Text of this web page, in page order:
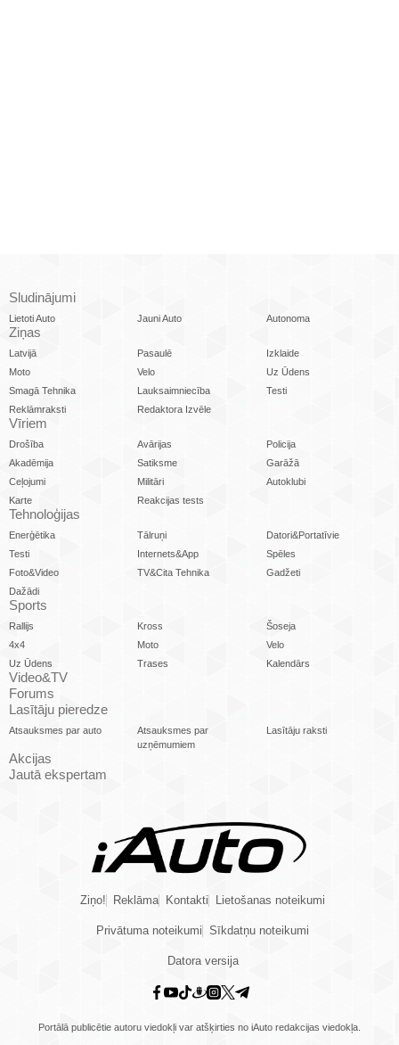
Sludinājumi
Lietoti Auto Jauni Auto Autonoma
Ziņas
Latvijā Pasaulē
Izklaide
Moto
Velo
Uz Ūdens
Smagā Tehnika
Lauksaimniecība
Testi
Reklāmraksti
Redaktora Izvēle
Vīriem
Drošība Avārijas
Policija
Akadēmija
Satiksme
Garāžā
Ceļojumi
Militāri
Autoklubi
Karte
Reakcijas tests
Tehnoloģijas
Enerģētika Tālruņi
Datori&Portatīvie
Testi
Internets&App
Spēles
Foto&Video
TV&Cita Tehnika
Gadžeti
Dažādi
Sports
Rallijs Kross
Šoseja
4x4
Moto
Velo
Uz Ūdens
Trases Kalendārs
Video&TV
Forums
Lasītāju pieredze
Atsauksmes par auto
Atsauksmes par
uzņēmumiem
Lasītāju raksti
Akcijas
Jautā ekspertam
Ziņo! Reklāma Kontakti Lietošanas noteikumi
Privātuma noteikumi Sīkdatņu noteikumi
Datora versija
Portālā publicētie autoru viedokļi var atšķirties no iAuto redakcijas viedokļa.